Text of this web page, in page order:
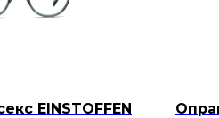
EINSTOFFEN